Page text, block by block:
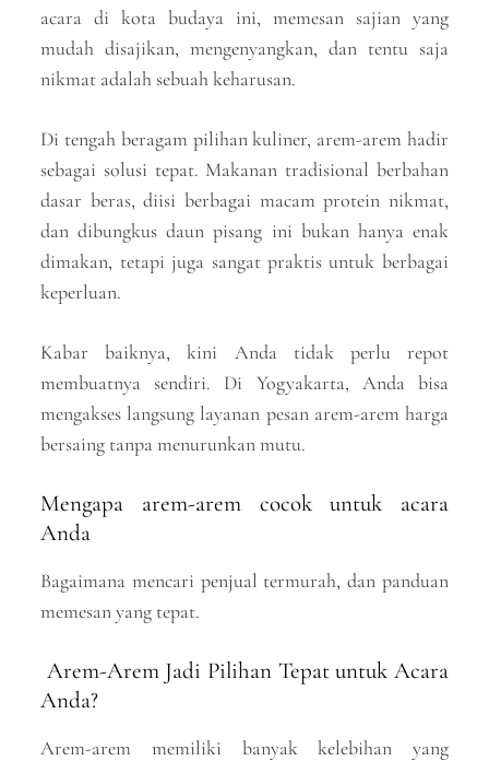
acara di kota budaya ini, memesan sajian yang
mudah disajikan, mengenyangkan, dan tentu saja
nikmat adalah sebuah keharusan.
Di tengah beragam pilihan kuliner, arem-arem hadir
sebagai solusi tepat. Makanan tradisional berbahan
dasar beras, diisi berbagai macam protein nikmat,
dan dibungkus daun pisang ini bukan hanya enak
dimakan, tetapi juga sangat praktis untuk berbagai
keperluan.
Kabar baiknya, kini Anda tidak perlu repot
membuatnya sendiri. Di Yogyakarta, Anda bisa
mengakses langsung layanan pesan arem-arem harga
bersaing tanpa menurunkan mutu.
Mengapa arem-arem cocok untuk acara
Anda
Bagaimana mencari penjual termurah, dan panduan
memesan yang tepat.
Arem-Arem Jadi Pilihan Tepat untuk Acara
Anda?
Arem-arem memiliki banyak kelebihan yang